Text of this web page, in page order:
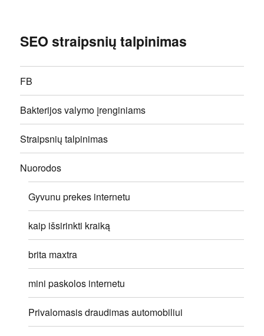
SEO straipsnių talpinimas
FB
Bakterijos valymo įrenginiams
Straipsnių talpinimas
Nuorodos
Gyvunu prekes internetu
kaip išsirinkti kraiką
brita maxtra
mini paskolos internetu
Privalomasis draudimas automobiliui